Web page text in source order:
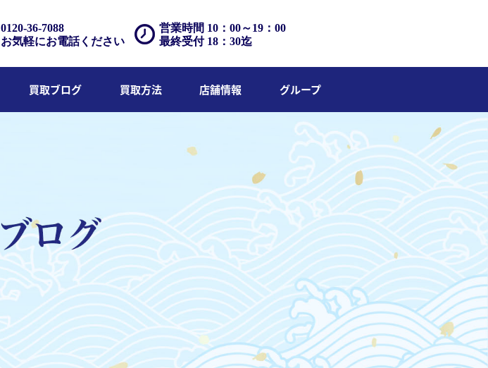
営業時間 10：00～19：00
最終受付 18：30迄
0120-36-7088
お気軽にお電話ください
買取ブログ 買取方法 店舗情報 グループ